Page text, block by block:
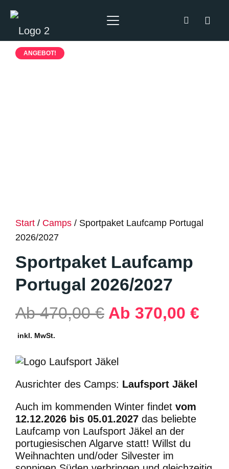
ANGEBOT!
Start / Camps / Sportpaket Laufcamp Portugal
2026/2027
Sportpaket Laufcamp
Portugal 2026/2027
Ab470,00€ Ab 370,00 €
inkl. MwSt.
Ausrichter des Camps: Laufsport Jäkel
Auch im kommenden Winter findet vom
12.12.2026 bis 05.01.2027 das beliebte
Laufcamp von Laufsport Jäkel an der
portugiesischen Algarve statt! Willst du
Weihnachten und/oder Silvester im